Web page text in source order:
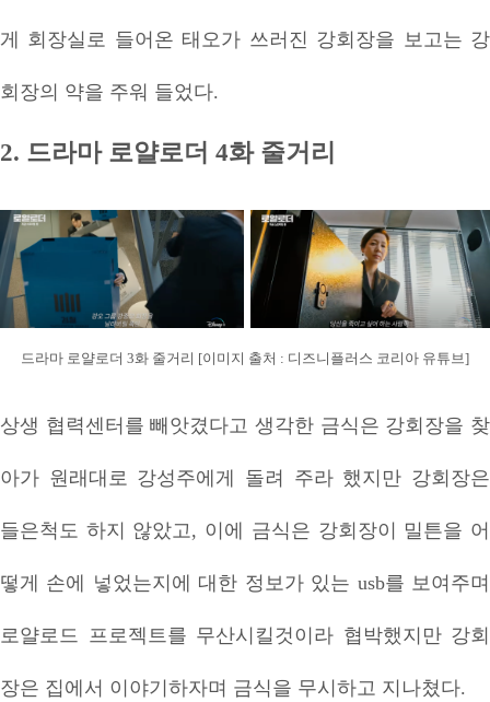
게 회장실로 들어온 태오가 쓰러진 강회장을 보고는 강
회장의 약을 주워 들었다.
2. 드라마 로얄로더 4화 줄거리
드라마 로얄로더 3화 줄거리 [이미지 출처 : 디즈니플러스 코리아 유튜브]
상생 협력센터를 빼앗겼다고 생각한 금식은 강회장을 찾
아가 원래대로 강성주에게 돌려 주라 했지만 강회장은
들은척도 하지 않았고, 이에 금식은 강회장이 밀튼을 어
떻게 손에 넣었는지에 대한 정보가 있는 usb를 보여주며
로얄로드 프로젝트를 무산시킬것이라 협박했지만 강회
장은 집에서 이야기하자며 금식을 무시하고 지나쳤다.